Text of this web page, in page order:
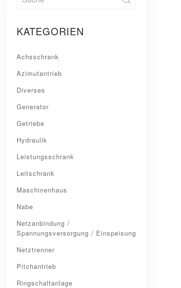
KATEGORIEN
Achsschrank
Azimutantrieb
Diverses
Generator
Getriebe
Hydraulik
Leistungsschrank
Leitschrank
Maschinenhaus
Nabe
Netzanbindung /
Spannungsversorgung / Einspeisung
Netztrenner
Pitchantrieb
Ringschaltanlage